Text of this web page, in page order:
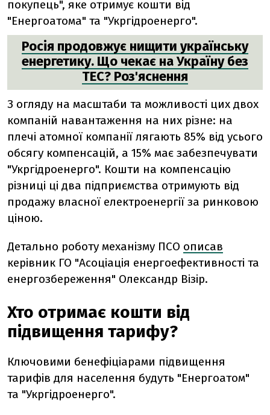
покупець", яке отримує кошти від
"Енергоатома" та "Укргідроенерго".
Росія продовжує нищити українську
енергетику. Що чекає на Україну без
ТЕС? Роз'яснення
З огляду на масштаби та можливості цих двох
компаній навантаження на них різне: на
плечі атомної компанії лягають 85% від усього
обсягу компенсацій, а 15% має забезпечувати
"Укргідроенерго". Кошти на компенсацію
різниці ці два підприємства отримують від
продажу власної електроенергії за ринковою
ціною.
Детально роботу механізму ПСО описав
керівник ГО "Асоціація енергоефективності та
енергозбереження" Олександр Візір.
Хто отримає кошти від
підвищення тарифу?
Ключовими бенефіціарами підвищення
тарифів для населення будуть "Енергоатом"
та "Укргідроенерго".